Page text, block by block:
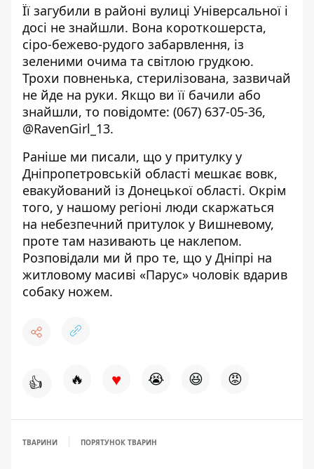
Її загубили в районі вулиці Універсальної і
досі не знайшли. Вона короткошерста,
сіро-бежево-рудого забарвлення, із
зеленими очима та світлою грудкою.
Трохи повненька, стерилізована, зазвичай
не йде на руки. Якщо ви її бачили або
знайшли, то повідомте: (067) 637-05-36,
@RavenGirl_13.
Раніше ми писали, що у притулку у
Дніпропетровській області мешкає вовк,
евакуйований із Донецької області. Окрім
того, у нашому регіоні люди скаржаться
на небезпечний притулок у Вишневому,
проте там називають це наклепом.
Розповідали ми й про те, що у Дніпрі на
житловому масиві «Парус» чоловік вдарив
собаку ножем.
👍 🔥 ♥ 😭 😆 😡
ТВАРИНИ ПОРЯТУНОК ТВАРИН